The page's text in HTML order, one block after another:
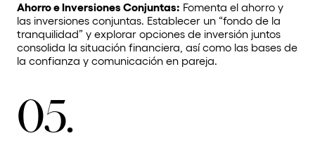
Ahorro e Inversiones Conjuntas: Fomenta el ahorro y
las inversiones conjuntas. Establecer un “fondo de la
tranquilidad” y explorar opciones de inversión juntos
consolida la situación financiera, así como las bases de
la confianza y comunicación en pareja.
05.